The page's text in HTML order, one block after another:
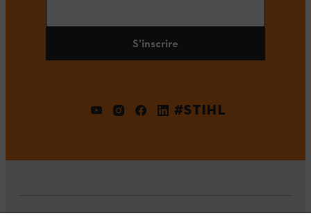
S'inscrire
#STIHL